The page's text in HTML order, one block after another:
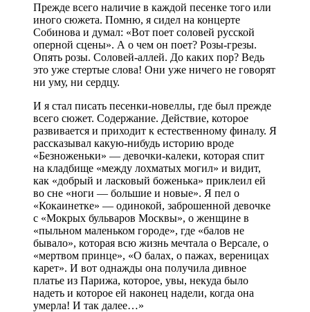
Прежде всего наличие в каждой песенке того или
иного сюжета. Помню, я сидел на концерте
Собинова и думал: «Вот поет соловей русской
оперной сцены». А о чем он поет? Розы-грезы.
Опять розы. Соловей-аллей. До каких пор? Ведь
это уже стертые слова! Они уже ничего не говорят
ни уму, ни сердцу.
И я стал писать песенки-новеллы, где был прежде
всего сюжет. Содержание. Действие, которое
развивается и приходит к естественному финалу. Я
рассказывал какую-нибудь историю вроде
«Безноженьки» — девочки-калеки, которая спит
на кладбище «между лохматых могил» и видит,
как «добрый и ласковый боженька» приклеил ей
во сне «ноги — большие и новые». Я пел о
«Кокаинетке» — одинокой, заброшенной девочке
с «Мокрых бульваров Москвы», о женщине в
«пыльном маленьком городе», где «балов не
бывало», которая всю жизнь мечтала о Версале, о
«мертвом принце», «О балах, о пажах, вереницах
карет». И вот однажды она получила дивное
платье из Парижа, которое, увы, некуда было
надеть и которое ей наконец надели, когда она
умерла! И так далее…»